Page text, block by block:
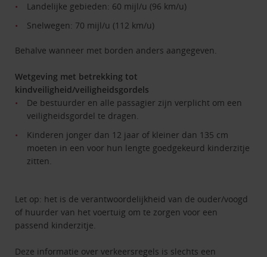
Landelijke gebieden: 60 mijl/u (96 km/u)
Snelwegen: 70 mijl/u (112 km/u)
Behalve wanneer met borden anders aangegeven.
Wetgeving met betrekking tot
kindveiligheid/veiligheidsgordels
De bestuurder en alle passagier zijn verplicht om een
veiligheidsgordel te dragen.
Kinderen jonger dan 12 jaar of kleiner dan 135 cm
moeten in een voor hun lengte goedgekeurd kinderzitje
zitten.
Let op: het is de verantwoordelijkheid van de ouder/voogd
of huurder van het voertuig om te zorgen voor een
passend kinderzitje.
Deze informatie over verkeersregels is slechts een